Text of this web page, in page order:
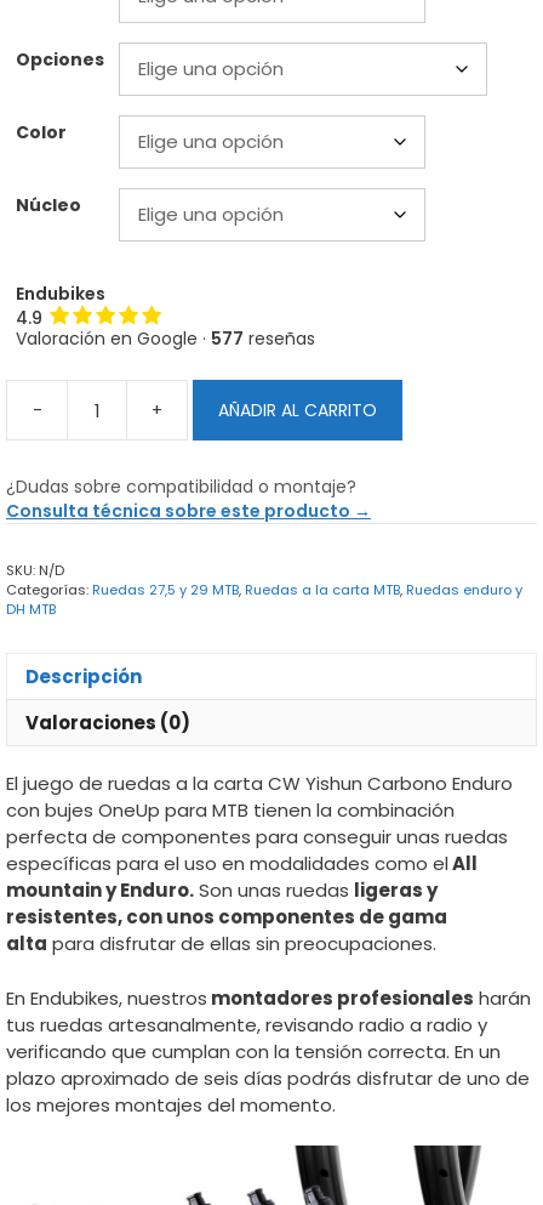
Opciones
Color
Núcleo
Endubikes
4.9
Valoración en Google · 577 reseñas
-
Ruedas
a
carta
CW
Enduro
cantidad
+ AÑADIR AL CARRITO
¿Dudas sobre compatibilidad o montaje?
Consulta técnica sobre este producto →
SKU: N/D
Categorías:Ruedas 27,5 y 29 MTB,Ruedas a la carta MTB,Ruedas enduro y
DH MTB
Descripción
Valoraciones (0)
El juego de ruedas a la carta CW Yishun Carbono Enduro
con bujes OneUp para MTB tienen la combinación
perfecta de componentes para conseguir unas ruedas
específicas para el uso en modalidades como elAll
mountain y Enduro.Son unas ruedas ligeras y
resistentes, con unos componentes de gama
alta para disfrutar de ellas sin preocupaciones.
En Endubikes, nuestros montadores profesionales harán
tus ruedas artesanalmente, revisando radio a radio y
verificando que cumplan con la tensión correcta. En un
plazo aproximado de seis días podrás disfrutar de uno de
los mejores montajes del momento.